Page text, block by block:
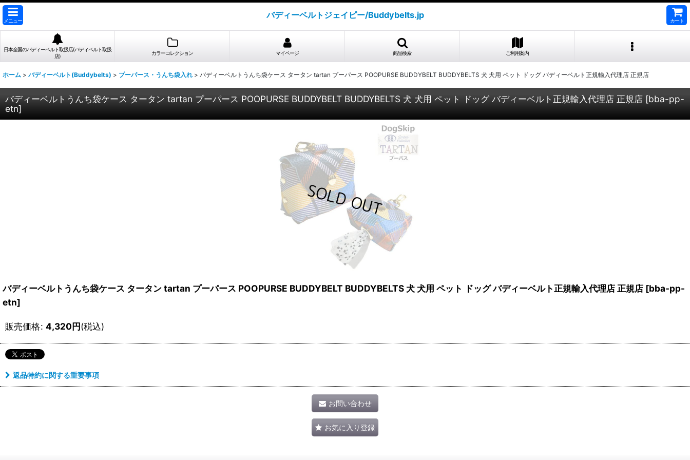
メニュー
バディーベルトジェイピー/Buddybelts.jp
カート
日本全国のバディーベルト取扱店(バディベルト取扱
店)
カラーコレクション マイページ 商品検索 ご利用案内
ホーム > バディーベルト(Buddybelts) > プーパース・うんち袋入れ > バディーベルトうんち袋ケース タータン tartan プーパース POOPURSE BUDDYBELT BUDDYBELTS 犬 犬用 ペット ドッグ バディーベルト正規輸入代理店 正規店
バディーベルトうんち袋ケース タータン tartan プーパース POOPURSE BUDDYBELT BUDDYBELTS 犬 犬用 ペット ドッグ バディーベルト正規輸入代理店 正規店 [bba-pp-
etn]
バディーベルトうんち袋ケース タータン tartan プーパース POOPURSE BUDDYBELT BUDDYBELTS 犬 犬用 ペット ドッグ バディーベルト正規輸入代理店 正規店 [bba-pp-
etn]
販売価格: 4,320円(税込)
返品特約に関する重要事項
お問い合わせ
お気に入り登録